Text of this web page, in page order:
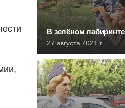
В зелёном лабиринте
27 августа 2021 г.